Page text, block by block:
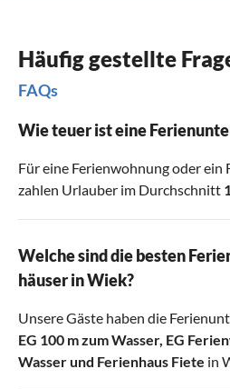
Häufig gestellte
FAQs
Wie teuer ist eine
Für eine Ferienwohnung oder ein
zahlen Urlauber im Durchschnitt
Welche sind die besten
häuser in Wiek?
Unsere Gäste haben die
EG 100 m zum Wasser, EG
Wasserund Ferienhaus Fiete in